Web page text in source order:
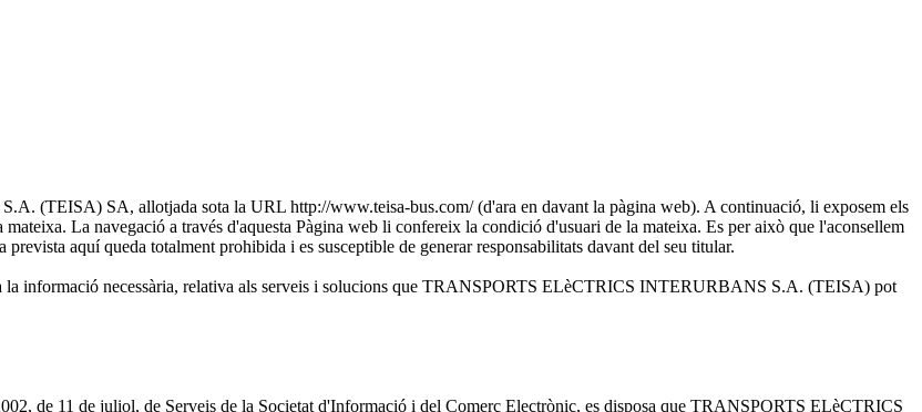
(TEISA) SA, allotjada sota la URL http://www.teisa-bus.com/ (d'ara en davant la pàgina web). A continuació, li exposem els
La navegació a través d'aquesta Pàgina web li confereix la condició d'usuari de la mateixa. Es per això que l'aconsellem
aquí queda totalment prohibida i es susceptible de generar responsabilitats davant del seu titular.
la informació necessària, relativa als serveis i solucions que TRANSPORTS ELèCTRICS INTERURBANS S.A. (TEISA) pot
de 11 de juliol, de Serveis de la Societat d'Informació i del Comerç Electrònic, es disposa que TRANSPORTS ELèCTRICS